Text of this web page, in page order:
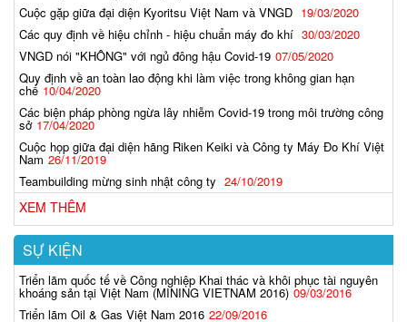
Cuộc gặp giữa đại diện Kyoritsu Việt Nam và VNGD 19/03/2020
Các quy định về hiệu chỉnh - hiệu chuẩn máy đo khí 30/03/2020
VNGD nói "KHÔNG" với ngủ đông hậu Covid-19 07/05/2020
Quy định về an toàn lao động khi làm việc trong không gian hạn
chế 10/04/2020
Các biện pháp phòng ngừa lây nhiễm Covid-19 trong môi trường công
sở 17/04/2020
Cuộc họp giữa đại diện hãng Riken Keiki và Công ty Máy Đo Khí Việt
Nam 26/11/2019
Teambuilding mừng sinh nhật công ty 24/10/2019
XEM THÊM
SỰ KIỆN
Triển lãm quốc tế về Công nghiệp Khai thác và khôi phục tài nguyên
khoáng sản tại Việt Nam (MINING VIETNAM 2016) 09/03/2016
Triển lãm Oil & Gas Việt Nam 2016 22/09/2016